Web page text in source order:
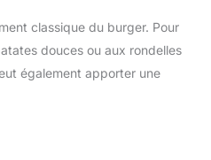
classique du burger. Pour
douces ou aux rondelles
également apporter une